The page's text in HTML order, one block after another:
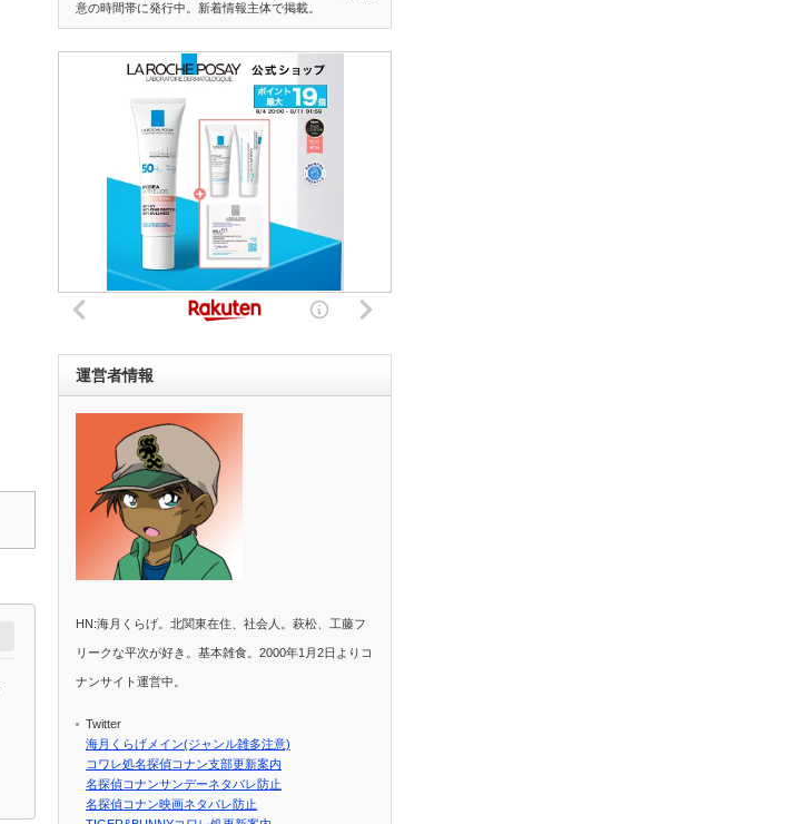
意の時間帯に発行中。新着情報主体で掲載。
運営者情報
HN:海月くらげ。北関東在住、社会人。萩松、工藤フ
リークな平次が好き。基本雑食。2000年1月2日よりコ
ナンサイト運営中。
Twitter
海月くらげメイン(ジャンル雑多注意)
コワレ処名探偵コナン支部更新案内
名探偵コナンサンデーネタバレ防止
名探偵コナン映画ネタバレ防止